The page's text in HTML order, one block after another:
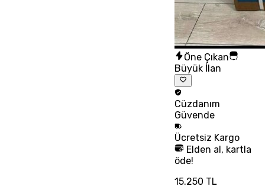
Öne Çıkan
Büyük İlan
Cüzdanım
Güvende
Ücretsiz Kargo
Elden al, kartla
öde!
15.250 TL